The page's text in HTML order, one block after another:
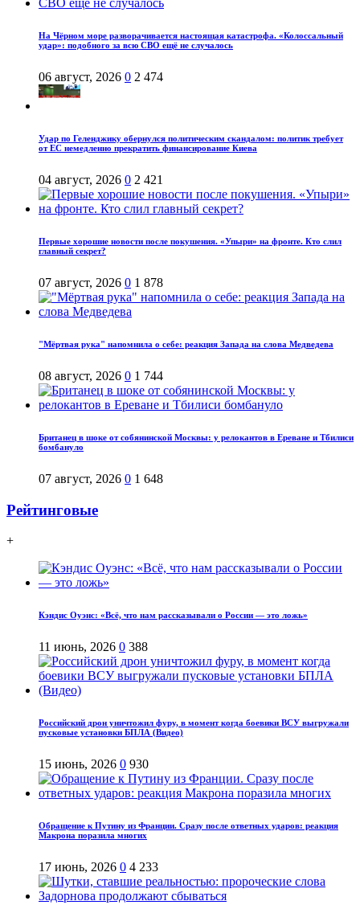
На Чёрном море разворачивается настоящая катастрофа. «Колоссальный
удар»: подобного за всю СВО ещё не случалось
06 август, 2026 0 2 474
Удар по Геленджику обернулся политическим скандалом: политик требует
от ЕС немедленно прекратить финансирование Киева
04 август, 2026 0 2 421
Первые хорошие новости после покушения. «Упыри» на фронте. Кто слил
главный секрет?
07 август, 2026 0 1 878
"Мёртвая рука" напомнила о себе: реакция Запада на слова Медведева
08 август, 2026 0 1 744
Британец в шоке от собянинской Москвы: у релокантов в Ереване и Тбилиси
бомбануло
07 август, 2026 0 1 648
Рейтинговые
+
Кэндис Оуэнс: «Всё, что нам рассказывали о России — это ложь»
11 июнь, 2026 0 388
Российский дрон уничтожил фуру, в момент когда боевики ВСУ выгружали
пусковые установки БПЛА (Видео)
15 июнь, 2026 0 930
Обращение к Путину из Франции. Сразу после ответных ударов: реакция
Макрона поразила многих
17 июнь, 2026 0 4 233